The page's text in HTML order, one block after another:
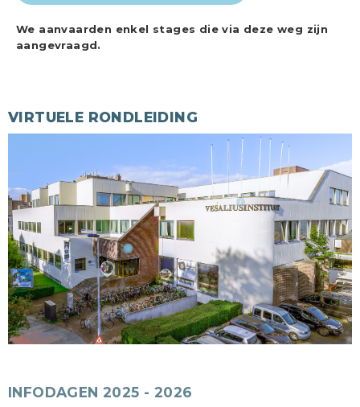
We aanvaarden enkel stages die via deze weg zijn
aangevraagd.
VIRTUELE RONDLEIDING
INFODAGEN 2025 - 2026